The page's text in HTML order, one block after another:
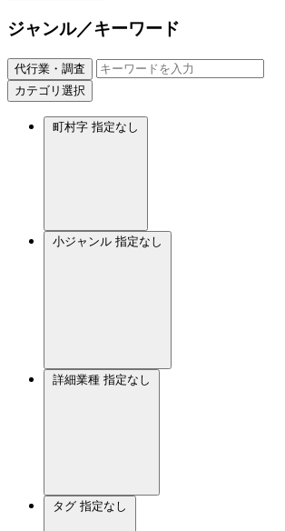
ジャンル／キーワード
代行業・調査
カテゴリ選択
町村字 指定なし
小ジャンル 指定なし
詳細業種 指定なし
タグ 指定なし